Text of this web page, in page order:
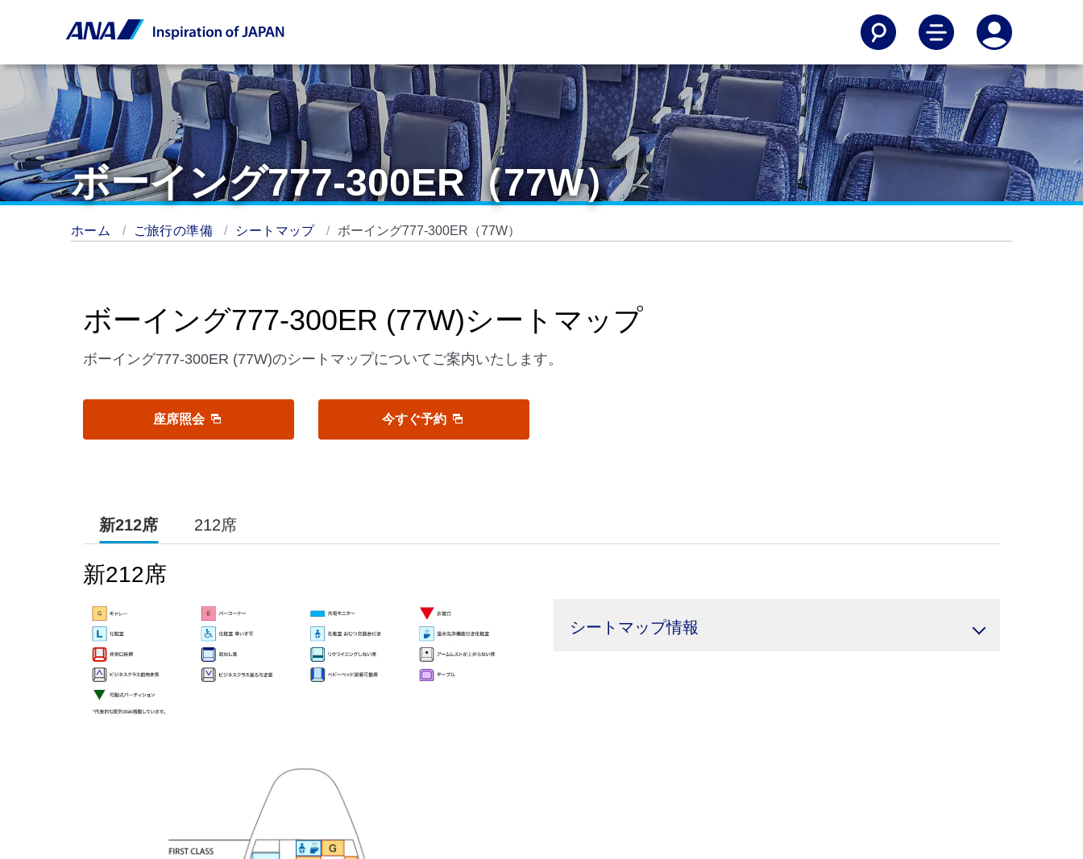
ボーイング777-300ER（77W）
ホーム ご旅行の準備 シートマップ ボーイング777-300ER（77W）
ボーイング777-300ER (77W)シートマップ
ボーイング777-300ER (77W)のシートマップについてご案内いたします。
座席照会 今すぐ予約
新212席 212席
新212席
シートマップ情報